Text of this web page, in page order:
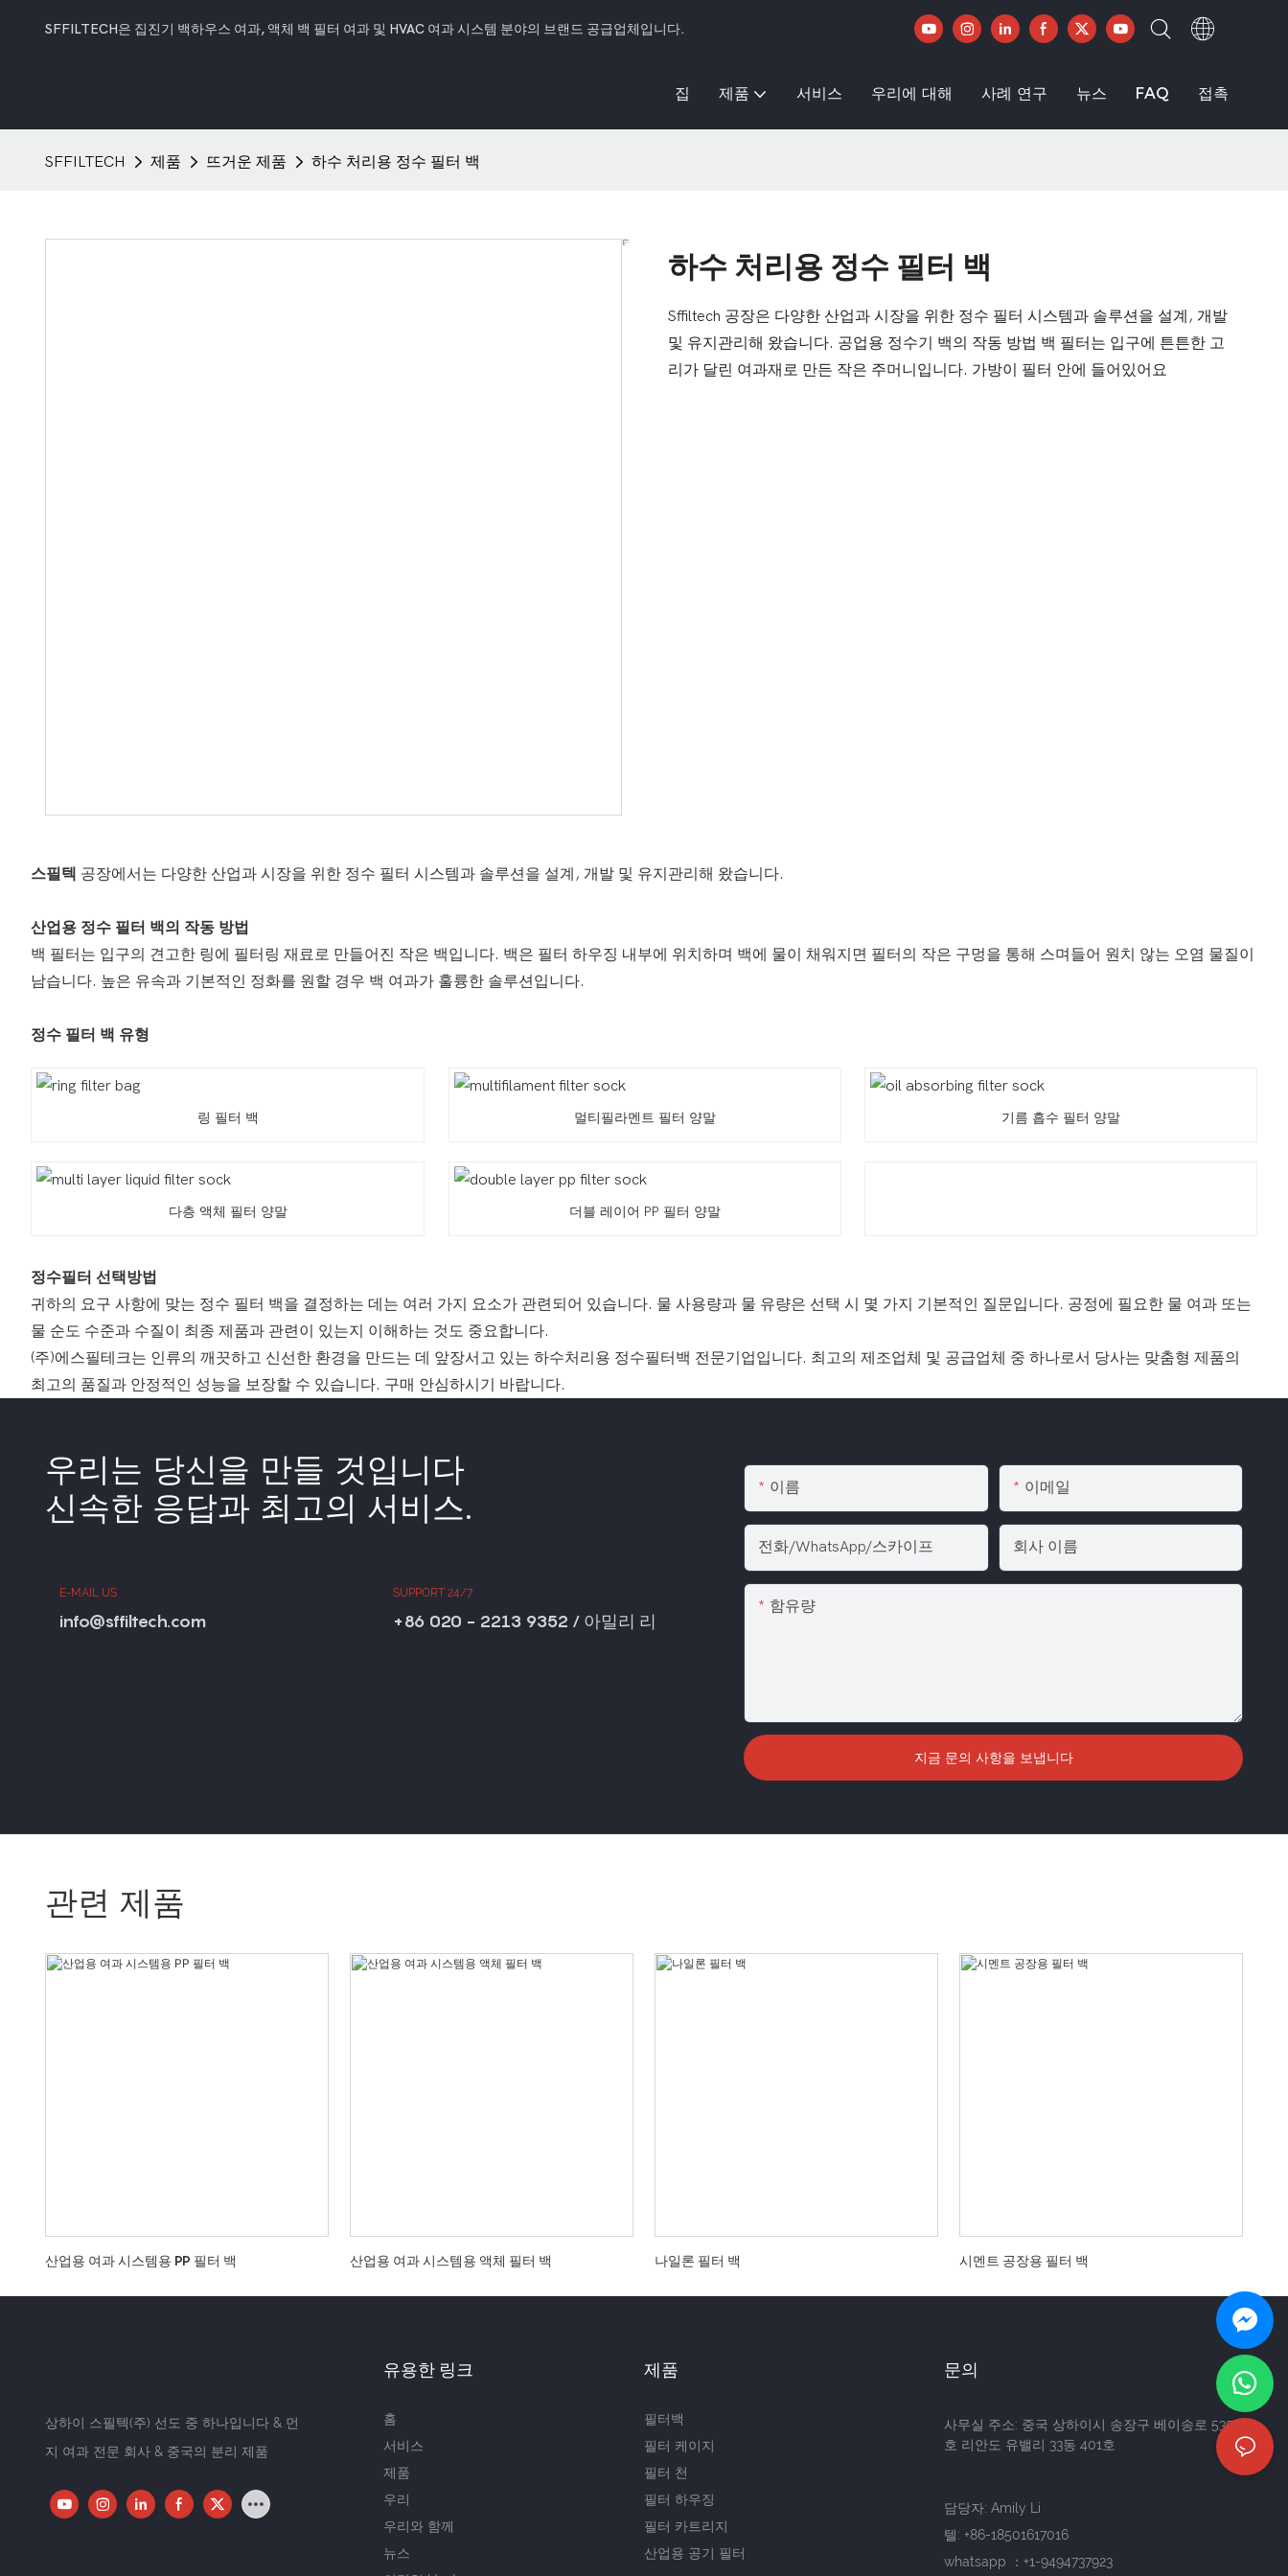
SFFILTECH은 집진기 백하우스 여과, 액체 백 필터 여과 및 HVAC 여과 시스템 분야의 브랜드 공급업체입니다.
집 제품 서비스 우리에 대해 사례 연구 뉴스 FAQ 접촉
SFFILTECH 제품 뜨거운 제품 하수 처리용 정수 필터 백
하수 처리용 정수 필터 백
Sffiltech 공장은 다양한 산업과 시장을 위한 정수 필터 시스템과 솔루션을 설계, 개발
및 유지관리해 왔습니다. 공업용 정수기 백의 작동 방법 백 필터는 입구에 튼튼한 고
리가 달린 여과재로 만든 작은 주머니입니다. 가방이 필터 안에 들어있어요
스필텍 공장에서는 다양한 산업과 시장을 위한 정수 필터 시스템과 솔루션을 설계, 개발 및 유지관리해 왔습니다.
산업용 정수 필터 백의 작동 방법
백 필터는 입구의 견고한 링에 필터링 재료로 만들어진 작은 백입니다. 백은 필터 하우징 내부에 위치하며 백에 물이 채워지면 필터의 작은 구멍을 통해 스며들어 원치 않는 오염 물질이
남습니다. 높은 유속과 기본적인 정화를 원할 경우 백 여과가 훌륭한 솔루션입니다.
정수 필터 백 유형
링 필터 백 멀티필라멘트 필터 양말 기름 흡수 필터 양말
다층 액체 필터 양말 더블 레이어 PP 필터 양말
정수필터 선택방법
귀하의 요구 사항에 맞는 정수 필터 백을 결정하는 데는 여러 가지 요소가 관련되어 있습니다. 물 사용량과 물 유량은 선택 시 몇 가지 기본적인 질문입니다. 공정에 필요한 물 여과 또는
물 순도 수준과 수질이 최종 제품과 관련이 있는지 이해하는 것도 중요합니다.
(주)에스필테크는 인류의 깨끗하고 신선한 환경을 만드는 데 앞장서고 있는 하수처리용 정수필터백 전문기업입니다. 최고의 제조업체 및 공급업체 중 하나로서 당사는 맞춤형 제품의
최고의 품질과 안정적인 성능을 보장할 수 있습니다. 구매 안심하시기 바랍니다.
우리는 당신을 만들 것입니다
신속한 응답과 최고의 서비스.
E-MAIL US
info@sffiltech.com
SUPPORT 24/7
+86 020 - 2213 9352 / 아밀리 리
이름 이메일
전화/WhatsApp/스카이프 회사 이름
함유량
지금 문의 사항을 보냅니다
관련 제품
산업용 여과 시스템용 PP 필터 백 산업용 여과 시스템용 액체 필터 백 나일론 필터 백 시멘트 공장용 필터 백
상하이 스필텍(주) 선도 중 하나입니다 & 먼
지 여과 전문 회사 & 중국의 분리 제품
유용한 링크
홈
서비스
제품
우리
우리와 함께
뉴스
제품
필터백
필터 케이지
필터 천
필터 하우징
필터 카트리지
산업용 공기 필터
문의
사무실 주소: 중국 상하이시 송장구 베이송로 5355
호 리안도 유밸리 33동 401호
담당자: Amily Li
텔: +86-18501617016
whatsapp ：+1-9494737923